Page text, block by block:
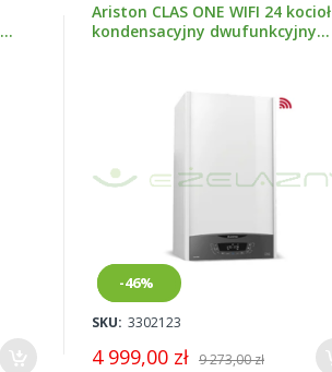
Ariston CLAS ONE WIFI 24 kocioł
kondensacyjny dwufunkcyjny
Nowy
-46%
SKU: 3302123
4 999,00 zł 9 273,00 zł